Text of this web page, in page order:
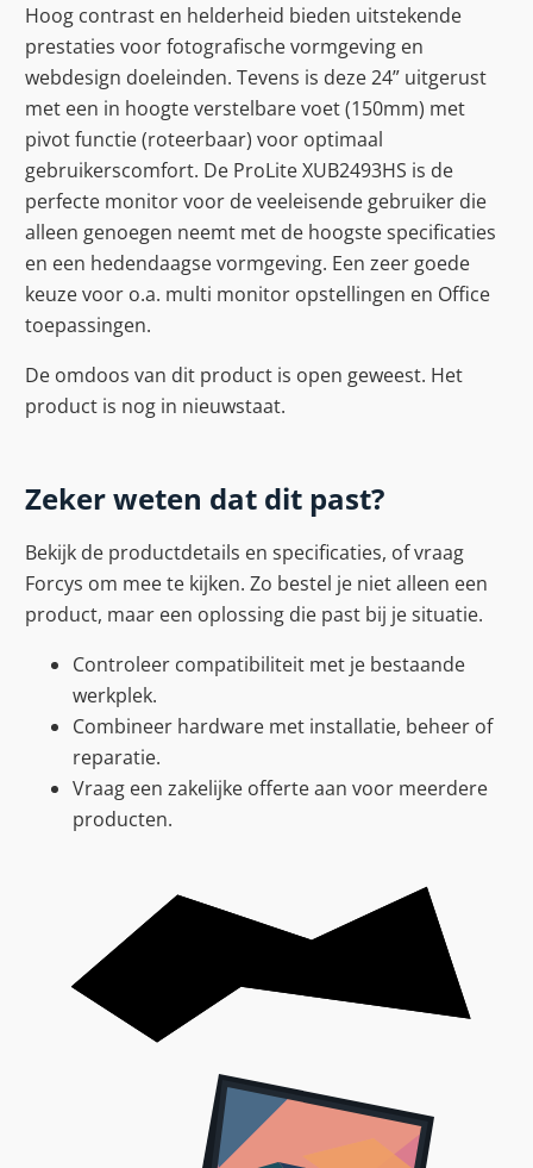
Hoog contrast en helderheid bieden uitstekende
prestaties voor fotografische vormgeving en
webdesign doeleinden. Tevens is deze 24” uitgerust
met een in hoogte verstelbare voet (150mm) met
pivot functie (roteerbaar) voor optimaal
gebruikerscomfort. De ProLite XUB2493HS is de
perfecte monitor voor de veeleisende gebruiker die
alleen genoegen neemt met de hoogste specificaties
en een hedendaagse vormgeving. Een zeer goede
keuze voor o.a. multi monitor opstellingen en Office
toepassingen.
De omdoos van dit product is open geweest. Het
product is nog in nieuwstaat.
Zeker weten dat dit past?
Bekijk de productdetails en specificaties, of vraag
Forcys om mee te kijken. Zo bestel je niet alleen een
product, maar een oplossing die past bij je situatie.
Controleer compatibiliteit met je bestaande
werkplek.
Combineer hardware met installatie, beheer of
reparatie.
Vraag een zakelijke offerte aan voor meerdere
producten.